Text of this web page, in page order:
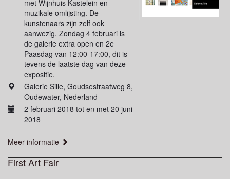
met Wijnhuis Kastelein en
muzikale omlijsting. De
kunstenaars zijn zelf ook
aanwezig. Zondag 4 februari is
de galerie extra open en 2e
Paasdag van 12:00-17:00, dit is
tevens de laatste dag van deze
expositie.
Galerie Sille, Goudsestraatweg 8,
Oudewater, Nederland
2 februari 2018 tot en met 20 juni
2018
Meer informatie
First Art Fair